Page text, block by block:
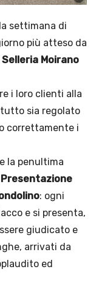
settimana di
più atteso da
Selleria Moirano
i loro clienti alla
sia regolato
correttamente i
la penultima
Presentazione
: ogni
e si presenta,
giudicato e
arrivati da
ed